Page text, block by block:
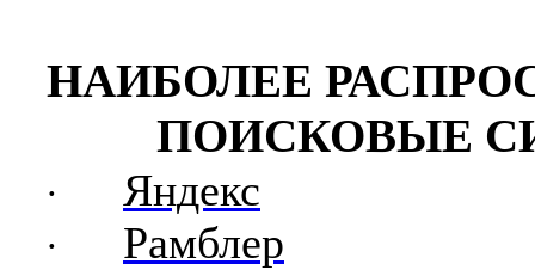
НАИБОЛЕЕ
ПОИСКОВЫЕ
· Яндекс
· Рамблер